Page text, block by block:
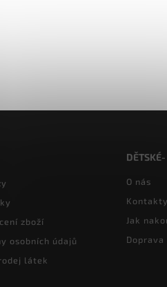
zboží
osobních údajů
látek
O nás
Kontakty
Jak